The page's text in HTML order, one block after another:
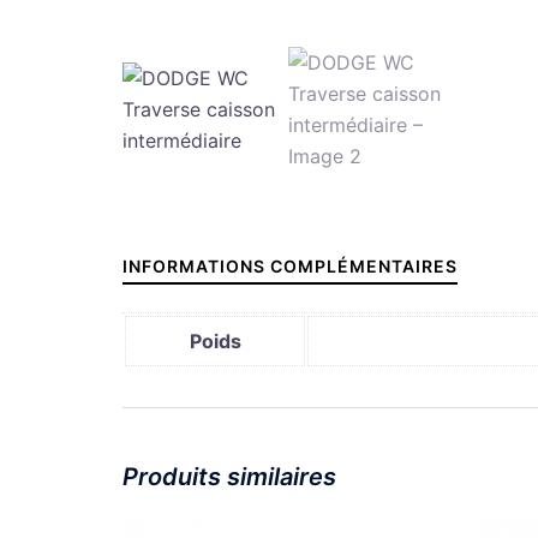
INFORMATIONS COMPLÉMENTAIRES
Poids
Produits similaires